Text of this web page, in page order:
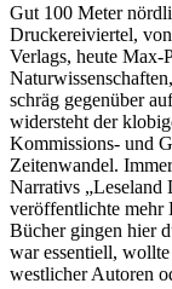
Gut 100 Meter
Druckereiviertel,
Verlags, heute
schräg gegenüber
widersteht der
Kommissions- und
Zeitenwandel.
Narrativs „Leseland
veröffentlichte mehr
Bücher gingen hier
war essentiell,
westlicher Autoren